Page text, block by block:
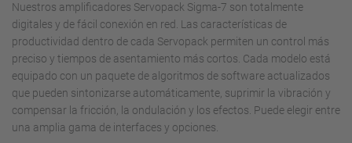
Nuestros amplificadores Servopack Sigma-7 son totalmente
digitales y de fácil conexión en red. Las características de
productividad dentro de cada Servopack permiten un control más
preciso y tiempos de asentamiento más cortos. Cada modelo está
equipado con un paquete de algoritmos de software actualizados
que pueden sintonizarse automáticamente, suprimir la vibración y
compensar la fricción, la ondulación y los efectos. Puede elegir entre
una amplia gama de interfaces y opciones.